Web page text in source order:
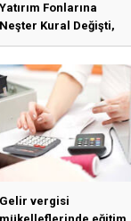
Yatırım Fonlarına
Neşter Kural Değişti,
Kritik Hamle
Sermaye
Kurulundan
Ve Yerinde
Bir Açıklama Geldi
Gelir vergisi
mükelleflerinde eğitim